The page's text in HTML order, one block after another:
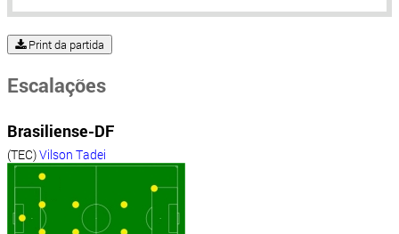
Print da partida
Escalações
Brasiliense-DF
(TEC)Vilson Tadei